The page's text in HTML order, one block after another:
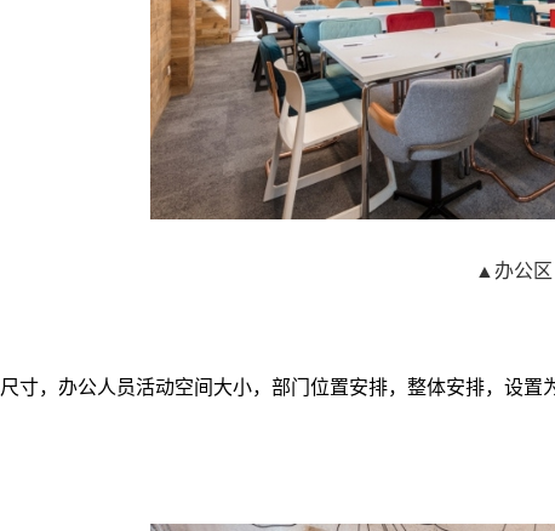
▲办公区
寸，办公人员活动空间大小，部门位置安排，整体安排，设